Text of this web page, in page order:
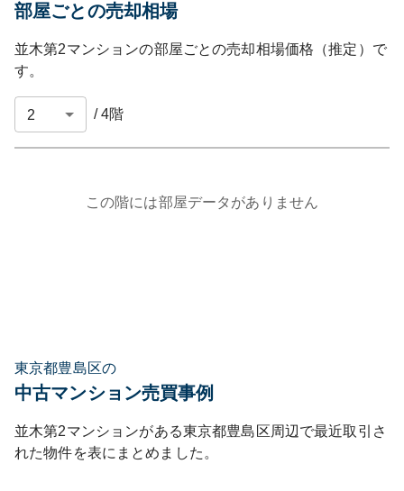
部屋ごとの売却相場
並木第2マンションの部屋ごとの売却相場価格（推定）で
す。
/4階
この階には部屋データがありません
東京都豊島区の
中古マンション売買事例
並木第2マンションがある東京都豊島区周辺で最近取引さ
れた物件を表にまとめました。